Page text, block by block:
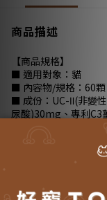
商品描述
【商品規格】
■ 適用對象：貓
■ 內容物/規格：60顆
■ 成份：UC-Ⅱ(非變
尿酸)30mg、專利C3
膠囊成分 : 明膠、硫
■ 食用方式：打開膠
5-10 kg以上 每日2顆